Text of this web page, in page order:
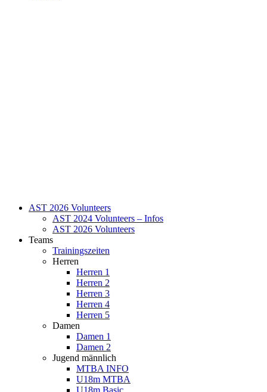
AST 2026 Volunteers
AST 2024 Volunteers – Infos
AST 2026 Volunteers
Teams
Trainingszeiten
Herren
Herren 1
Herren 2
Herren 3
Herren 4
Herren 5
Damen
Damen 1
Damen 2
Jugend männlich
MTBA INFO
U18m MTBA
U18m Basic